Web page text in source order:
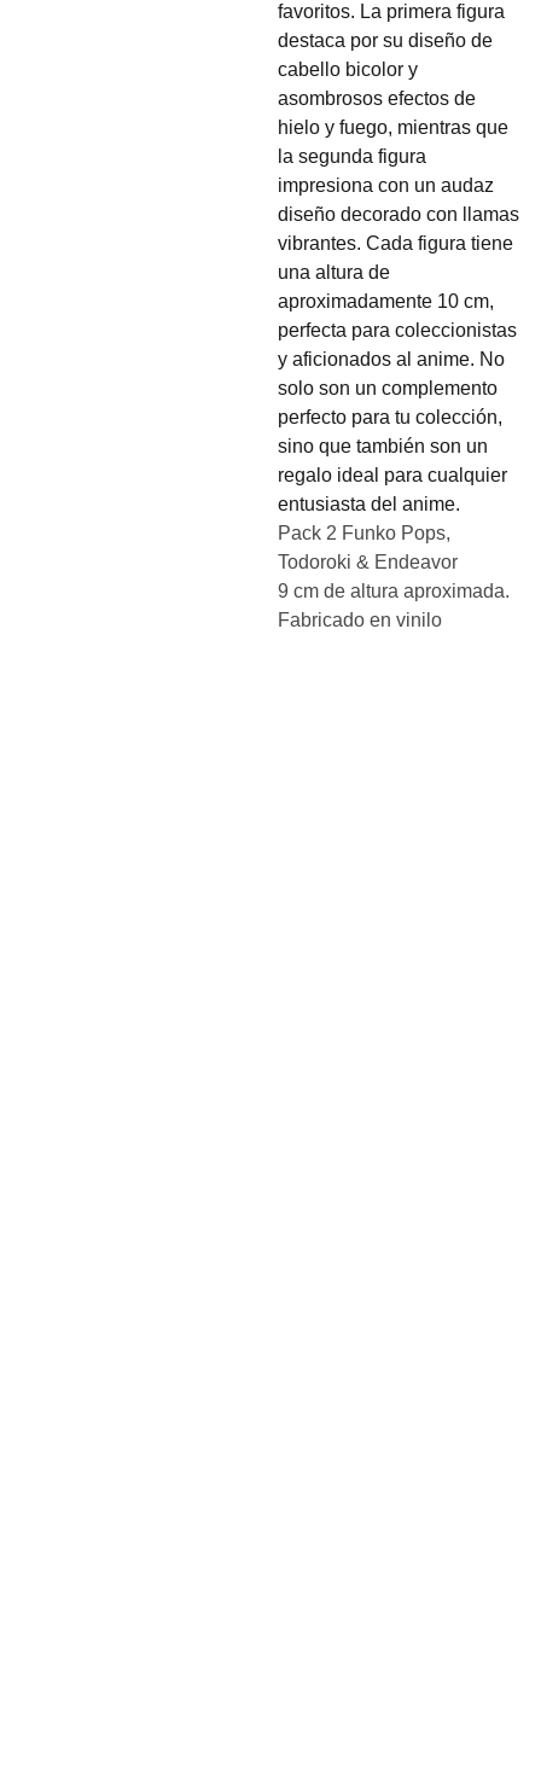
favoritos. La primera figura
destaca por su diseño de
cabello bicolor y
asombrosos efectos de
hielo y fuego, mientras que
la segunda figura
impresiona con un audaz
diseño decorado con llamas
vibrantes. Cada figura tiene
una altura de
aproximadamente 10 cm,
perfecta para coleccionistas
y aficionados al anime. No
solo son un complemento
perfecto para tu colección,
sino que también son un
regalo ideal para cualquier
entusiasta del anime.
Pack 2 Funko Pops,
Todoroki & Endeavor
9 cm de altura aproximada.
Fabricado en vinilo